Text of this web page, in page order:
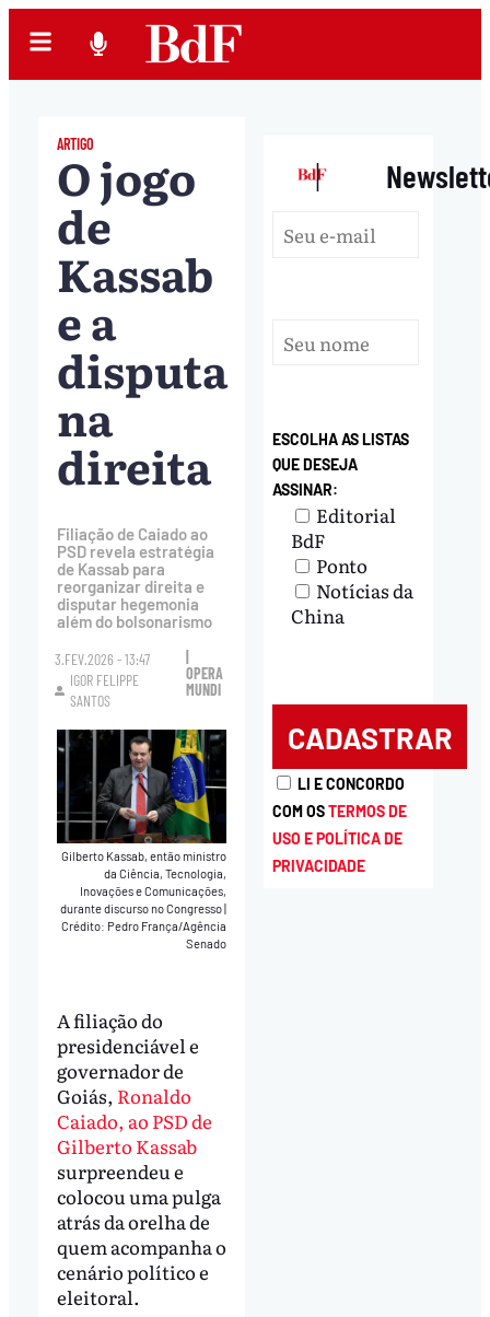
ARTIGO
O jogo
de
Kassab
e a
disputa
na
direita
Filiação de Caiado ao
PSD revela estratégia
de Kassab para
reorganizar direita e
disputar hegemonia
além do bolsonarismo
3.FEV.2026 - 13:47
IGOR FELIPPE
SANTOS
OPERA
MUNDI
Gilberto Kassab, então ministro
da Ciência, Tecnologia,
Inovações e Comunicações,
durante discurso no Congresso|
Crédito: Pedro França/Agência
Senado
A filiação do
presidenciável e
governador de
Goiás, Ronaldo
Caiado, ao PSD de
Gilberto Kassab
surpreendeu e
colocou uma pulga
atrás da orelha de
quem acompanha o
cenário político e
eleitoral.
|
ESCOLHA AS LISTAS
QUE DESEJA
ASSINAR:
Editorial
BdF
Ponto
Notícias da
China
LI E CONCORDO
COM OSTERMOS DE
USO E POLÍTICA DE
PRIVACIDADE